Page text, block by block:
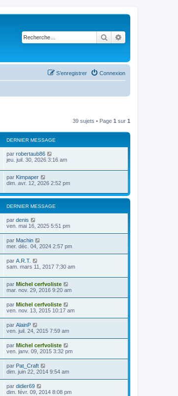
Rechercher
Connexion
S’enregistrer
39 sujets • Page 1 sur 1
DERNIER MESSAGE
par robertaub86
jeu. juil. 30, 2026 3:16 am
par Kimpaper
dim. avr. 12, 2026 2:52 pm
DERNIER MESSAGE
par denis
ven. mai 16, 2025 5:51 pm
par Machin
mer. déc. 04, 2024 2:57 pm
par A.R.T.
sam. mars 11, 2017 7:30 am
par Michel cerfvoliste
mar. nov. 29, 2016 9:20 am
par Michel cerfvoliste
ven. nov. 13, 2015 10:17 am
par AlainP
ven. juil. 24, 2015 7:59 am
par Michel cerfvoliste
ven. janv. 09, 2015 3:32 pm
par Pat_Craft
dim. juin 22, 2014 9:54 am
par didier69
dim. févr. 09, 2014 8:08 pm